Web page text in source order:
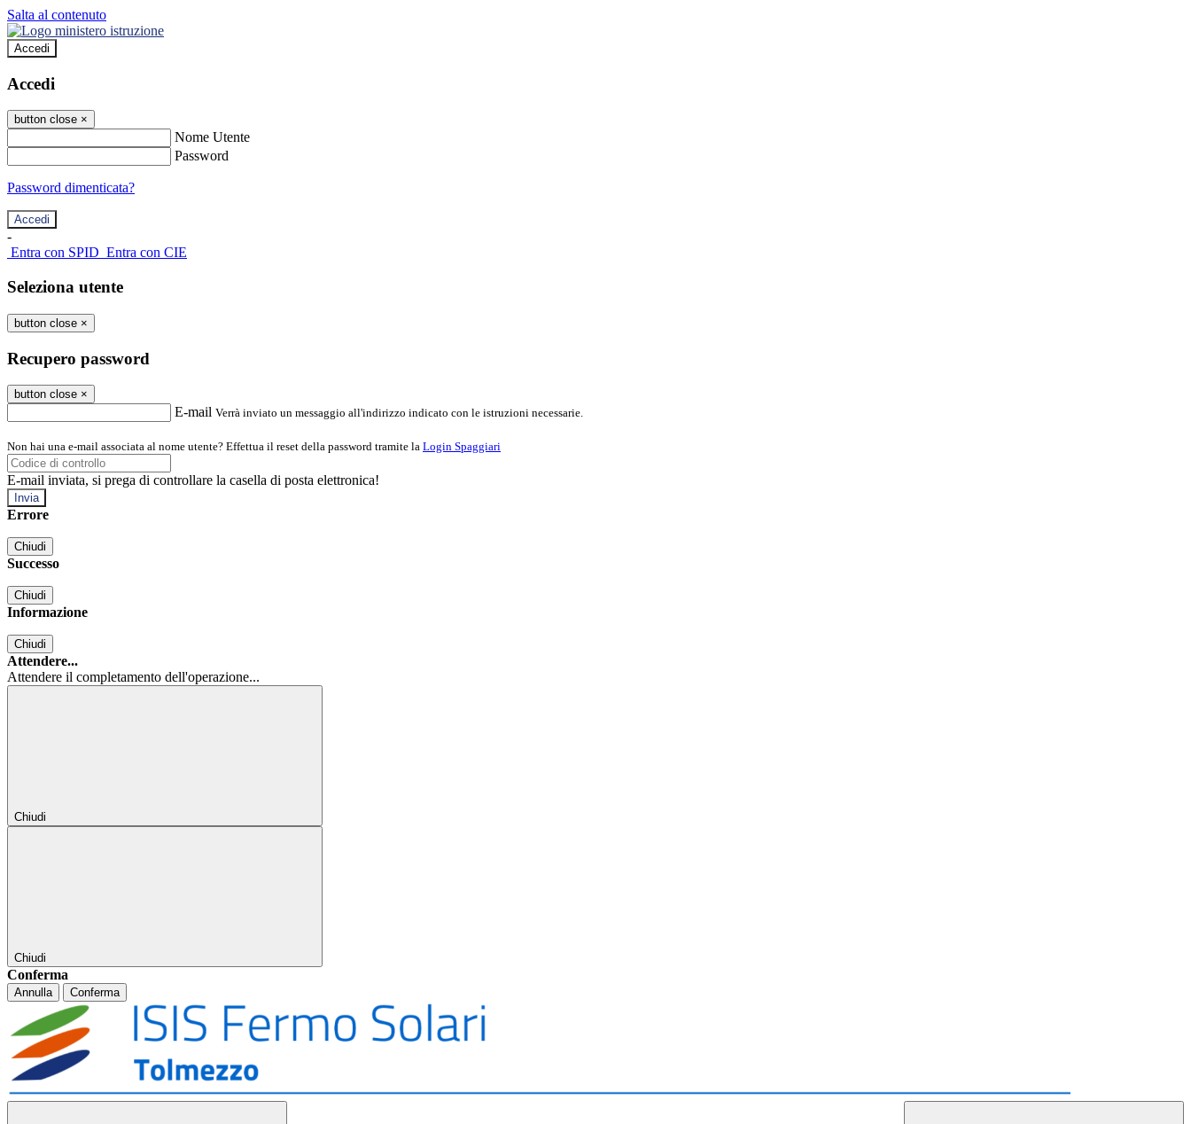
Salta al contenuto
Accedi
Accedi
button close ×
Nome Utente
Password
Password dimenticata?
-
Entra con SPID Entra con CIE
Seleziona utente
button close ×
Recupero password
button close ×
E-mail Verrà inviato un messaggio all'indirizzo indicato con le istruzioni necessarie.
Non hai una e-mail associata al nome utente? Effettua il reset della password tramite la Login Spaggiari
E-mail inviata, si prega di controllare la casella di posta elettronica!
Errore
Chiudi
Successo
Chiudi
Informazione
Chiudi
Attendere...
Attendere il completamento dell'operazione...
Chiudi
Chiudi
Conferma
Annulla Conferma